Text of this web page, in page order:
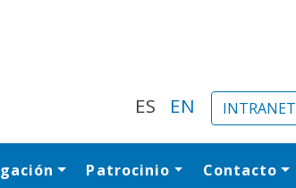
ES EN INTRANET
Patrocinio Contacto